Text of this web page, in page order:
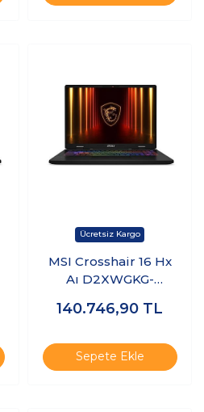
MSI Crosshair 16 Hx
Aı D2XWGKG-
275HX 16GB Ram 2tb
Windows 11 Pro K12
140.746,90 TL
Sepete Ekle